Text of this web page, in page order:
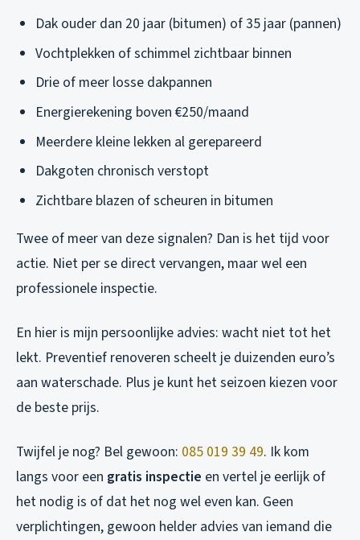
Dak ouder dan 20 jaar (bitumen) of 35 jaar (pannen)
Vochtplekken of schimmel zichtbaar binnen
Drie of meer losse dakpannen
Energierekening boven €250/maand
Meerdere kleine lekken al gerepareerd
Dakgoten chronisch verstopt
Zichtbare blazen of scheuren in bitumen
Twee of meer van deze signalen? Dan is het tijd voor
actie. Niet per se direct vervangen, maar wel een
professionele inspectie.
En hier is mijn persoonlijke advies: wacht niet tot het
lekt. Preventief renoveren scheelt je duizenden euro’s
aan waterschade. Plus je kunt het seizoen kiezen voor
de beste prijs.
Twijfel je nog? Bel gewoon: 085 019 39 49. Ik kom
langs voor een gratis inspectie en vertel je eerlijk of
het nodig is of dat het nog wel even kan. Geen
verplichtingen, gewoon helder advies van iemand die